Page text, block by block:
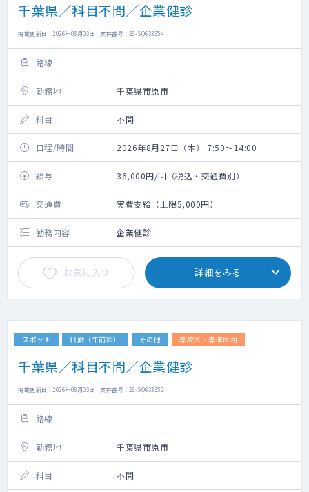
千葉県／科目不問／企業健診
掲載更新日 : 2026年08月03日 案件番号 : 26-SQ633354
路線
勤務地 千葉県市原市
科目 不問
日程/時間 2026年8月27日（木） 7:50～14:00
給与 36,000円/回（税込・交通費別）
交通費 実費支給（上限5,000円）
勤務内容 企業健診
お気に入り 詳細をみる
スポット 日勤（午前診） その他 専攻医・専修医可
千葉県／科目不問／企業健診
掲載更新日 : 2026年08月03日 案件番号 : 26-SQ633352
路線
勤務地 千葉県市原市
科目 不問